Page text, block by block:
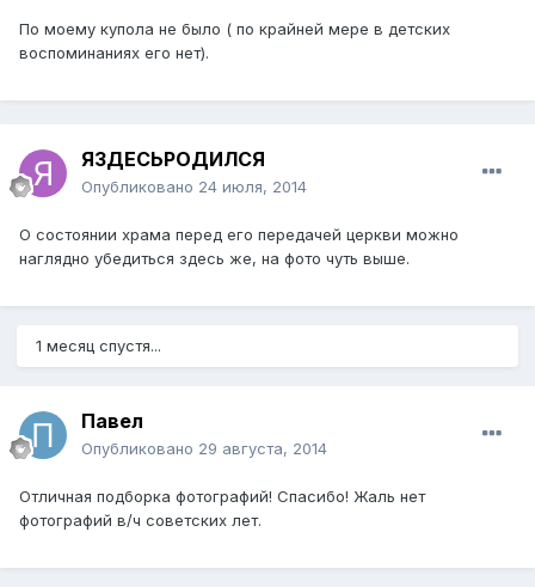
По моему купола не было ( по крайней мере в детских
воспоминаниях его нет).
ЯЗДЕСЬРОДИЛСЯ
Опубликовано 24 июля, 2014
О состоянии храма перед его передачей церкви можно
наглядно убедиться здесь же, на фото чуть выше.
1 месяц спустя...
Павел
Опубликовано 29 августа, 2014
Отличная подборка фотографий! Спасибо! Жаль нет
фотографий в/ч советских лет.